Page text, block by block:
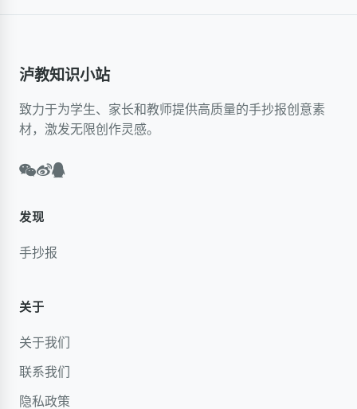
泸教知识小站
致力于为学生、家长和教师提供高质量的手抄报创意素
材，激发无限创作灵感。
发现
手抄报
关于
关于我们
联系我们
隐私政策